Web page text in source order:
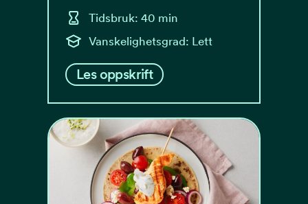
Tidsbruk: 40 min
Vanskelighetsgrad: Lett
Les oppskrift